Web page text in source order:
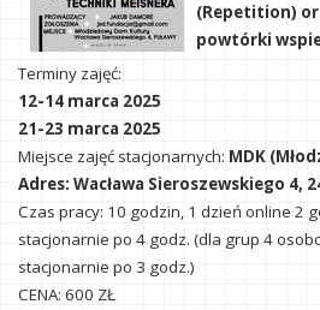
(Repetition)
powtórki
Terminy zajęć:
12-14 marca 2025
21-23 marca 2025
Miejsce zajęć stacjonarnych: MDK
Adres: Wacława Sieroszewskiego 4,
Czas pracy: 10 godzin, 1 dzień online 2
stacjonarnie po 4 godz. (dla grup 4
stacjonarnie po 3 godz.)
CENA: 600 ZŁ